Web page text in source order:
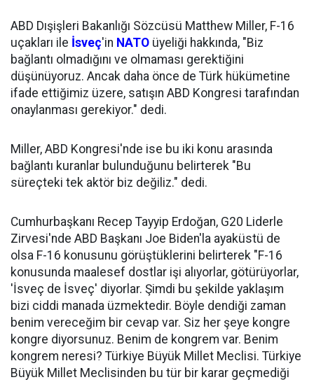
ABD Dışişleri Bakanlığı Sözcüsü Matthew Miller, F-16
uçakları ile İsveç'in NATO üyeliği hakkında, "Biz
bağlantı olmadığını ve olmaması gerektiğini
düşünüyoruz. Ancak daha önce de Türk hükümetine
ifade ettiğimiz üzere, satışın ABD Kongresi tarafından
onaylanması gerekiyor." dedi.
Miller, ABD Kongresi'nde ise bu iki konu arasında
bağlantı kuranlar bulunduğunu belirterek "Bu
süreçteki tek aktör biz değiliz." dedi.
Cumhurbaşkanı Recep Tayyip Erdoğan, G20 Liderle
Zirvesi'nde ABD Başkanı Joe Biden'la ayaküstü de
olsa F-16 konusunu görüştüklerini belirterek "F-16
konusunda maalesef dostlar işi alıyorlar, götürüyorlar,
'İsveç de İsveç' diyorlar. Şimdi bu şekilde yaklaşım
bizi ciddi manada üzmektedir. Böyle dendiği zaman
benim vereceğim bir cevap var. Siz her şeye kongre
kongre diyorsunuz. Benim de kongrem var. Benim
kongrem neresi? Türkiye Büyük Millet Meclisi. Türkiye
Büyük Millet Meclisinden bu tür bir karar geçmediği